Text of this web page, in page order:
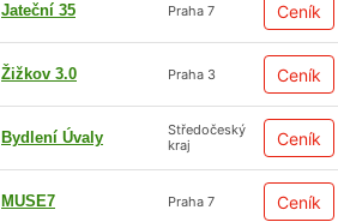
Jateční 35 Praha 7 Ceník
Žižkov 3.0 Praha 3 Ceník
Bydlení Úvaly
Středočeský
kraj
Ceník
MUSE7 Praha 7 Ceník